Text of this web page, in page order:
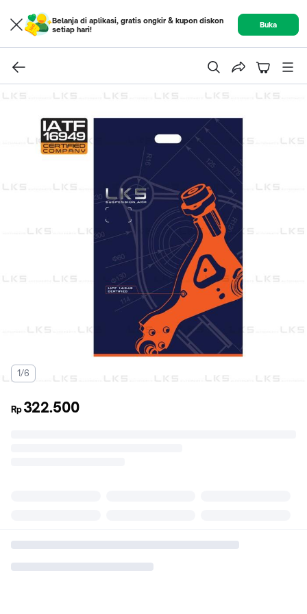
Belanja di aplikasi, gratis ongkir & kupon diskon
setiap hari!
Buka
1/6
Rp 322.500